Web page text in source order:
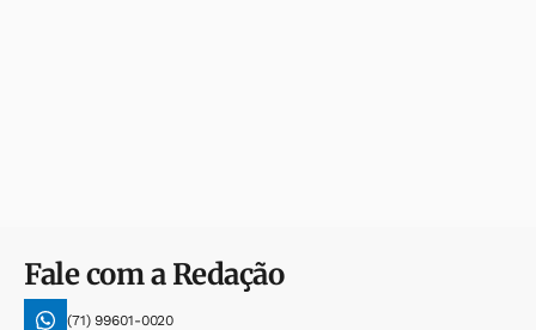
Fale com a Redação
(71) 99601-0020